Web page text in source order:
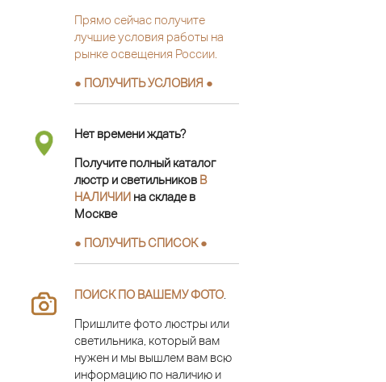
Прямо сейчас получите
лучшие условия работы на
рынке освещения России.
● ПОЛУЧИТЬ УСЛОВИЯ ●
Нет времени ждать?
Получите полный каталог
люстр и светильников В
НАЛИЧИИ на складе в
Москве
● ПОЛУЧИТЬ СПИСОК ●
ПОИСК ПО ВАШЕМУ ФОТО
Пришлите фото люстры или
светильника, который вам
нужен и мы вышлем вам всю
информацию по наличию и